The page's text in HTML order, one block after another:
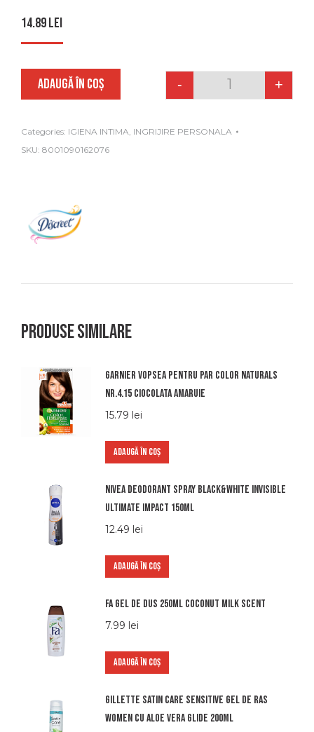
14.89lei
Quantity
- +
ADAUGĂ ÎN COȘ
Categories: IGIENA INTIMA INGRIJIRE PERSONALA
SKU: 8001090162076
Produse similare
Garnier vopsea pentru par color naturals
nr.4.15 ciocolata amaruie
15.79 lei
ADAUGĂ ÎN COȘ
Nivea deodorant spray black&white invisible
ultimate impact 150ml
12.49 lei
ADAUGĂ ÎN COȘ
Fa gel de dus 250ml coconut milk scent
7.99 lei
ADAUGĂ ÎN COȘ
Gillette satin care sensitive gel de ras
women cu aloe vera glide 200ml